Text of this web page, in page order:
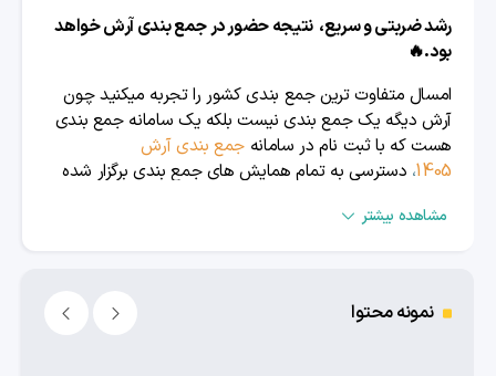
رشد ضربتی و سریع، نتیجه حضور در جمع بندی آرش خواهد
بود.🔥
امسال متفاوت ترین جمع بندی کشور را تجربه میکنید چون
آرش دیگه یک جمع بندی نیست بلکه یک سامانه جمع بندی
هست که با ثبت نام در سامانه جمع بندی آرش
1405، دسترسی به تمام همایش های جمع بندی برگزار شده
2. همایش
جمع بندی بقچه 1403
در تمام دروس برگزار شده
مشاهده بیشتر
نمونه محتوا